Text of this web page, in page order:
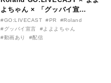
よちゃん × 「グッバイ宣
言」！ 注目のスマホ向けライ
ブ配信ツールで一味違う配信風
動画を作ってみた【動画あり】
#GO:LIVECAST #PR
#Roland
#グッバイ宣言
#よよよちゃん
#動画あり
#配信